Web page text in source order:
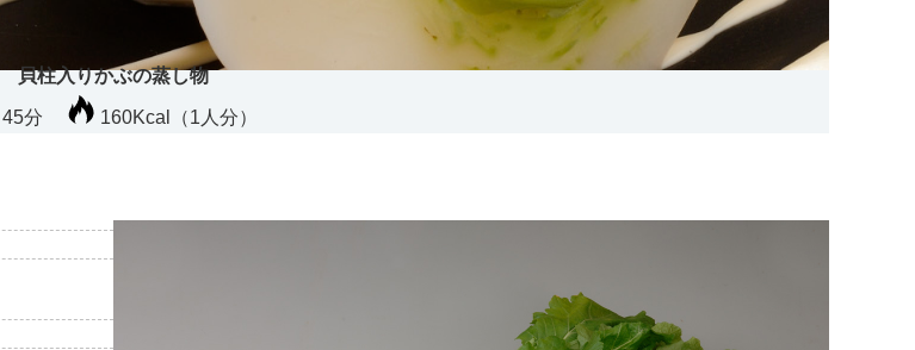
貝柱入りかぶの蒸し物
45分 160Kcal（1人分）